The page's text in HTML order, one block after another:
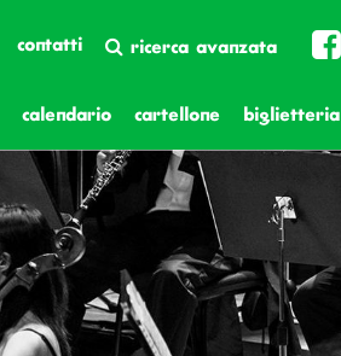
contatti ricerca avanzata
calendario cartellone biglietteria